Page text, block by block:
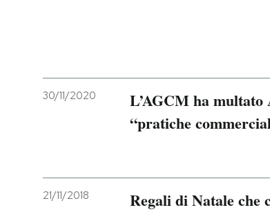
30/11/2020
L’AGCM ha
“pratiche
21/11/2018 Regali di Natale che